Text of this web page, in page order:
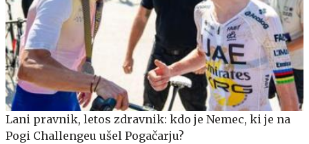
Lani pravnik, letos zdravnik: kdo je Nemec, ki je na
Pogi Challengeu ušel Pogačarju?